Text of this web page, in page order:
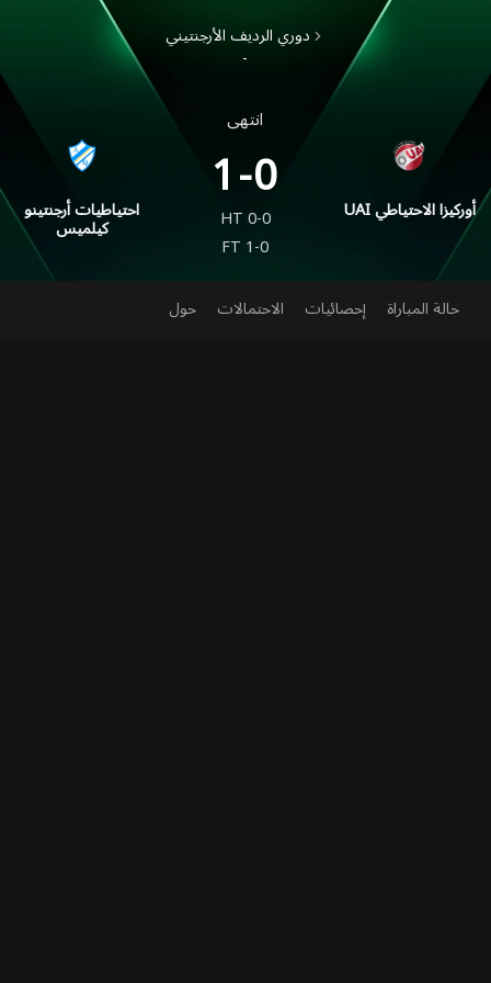
احتياطيات أرجنتينو
كيلميس
دوري الرديف الأرجنتيني
-
انتهى
1-0
HT0-0
FT1-0
UAI أوركيزا الاحتياطي
حالة المباراة إحصائيات الاحتمالات حول